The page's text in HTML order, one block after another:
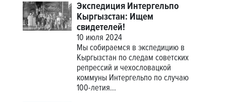
Экспедиция Интергельпо
Кыргызстан: Ищем
свидетелей!
10 июля 2024
Мы собираемся в экспедицию в
Кыргызстан по следам советских
репрессий и чехословацкой
коммуны Интергельпо по случаю
100-летия...